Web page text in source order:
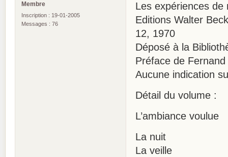
Membre
Inscription : 19-01-2005
Messages : 76
Les expériences de
Editions Walter
12, 1970
Déposé à la
Préface de Fernand
Aucune indication
Détail du volume :
L’ambiance voulue
La nuit
La veille